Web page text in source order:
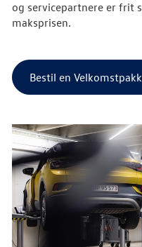
og servicepartnere er
maksprisen.
Bestil en